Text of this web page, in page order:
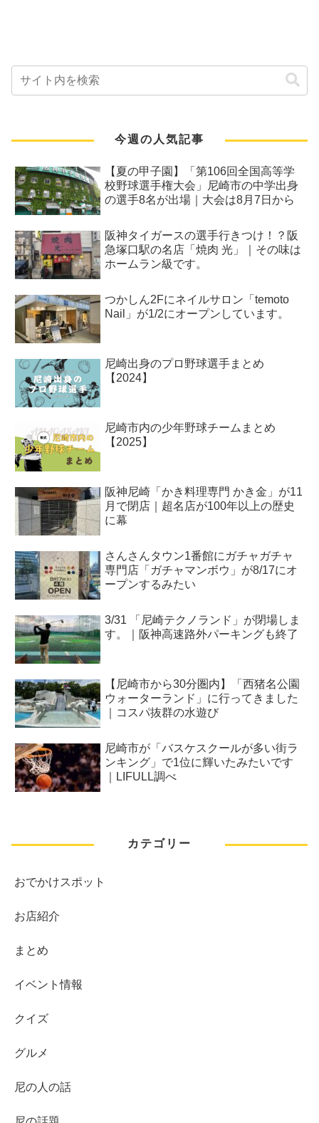
今週の人気記事
【夏の甲子園】「第106回全国高等学
校野球選手権大会」尼崎市の中学出身
の選手8名が出場｜大会は8月7日から
阪神タイガースの選手行きつけ！？阪
急塚口駅の名店「焼肉 光」｜その味は
ホームラン級です。
つかしん2Fにネイルサロン「temoto
Nail」が1/2にオープンしています。
尼崎出身のプロ野球選手まとめ
【2024】
尼崎市内の少年野球チームまとめ
【2025】
阪神尼崎「かき料理専門 かき金」が11
月で閉店｜超名店が100年以上の歴史
に幕
さんさんタウン1番館にガチャガチャ
専門店「ガチャマンボウ」が8/17にオ
ープンするみたい
3/31 「尼崎テクノランド」が閉場しま
す。｜阪神高速路外パーキングも終了
【尼崎市から30分圏内】「西猪名公園
ウォーターランド」に行ってきました
｜コスパ抜群の水遊び
尼崎市が「バスケスクールが多い街ラ
ンキング」で1位に輝いたみたいです
｜LIFULL調べ
カテゴリー
おでかけスポット
お店紹介
まとめ
イベント情報
クイズ
グルメ
尼の人の話